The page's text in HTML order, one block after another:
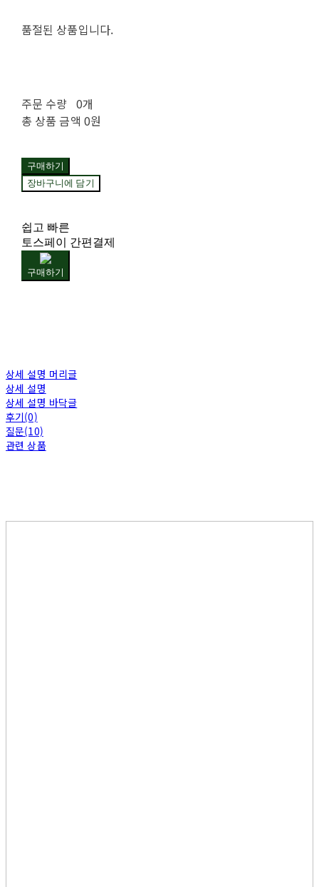
품절된 상품입니다.
주문 수량 0개
총 상품 금액 0원
구매하기
장바구니에 담기
쉽고 빠른
토스페이 간편결제
구매하기
상세 설명 머리글
상세 설명
상세 설명 바닥글
후기(0)
질문(10)
관련 상품